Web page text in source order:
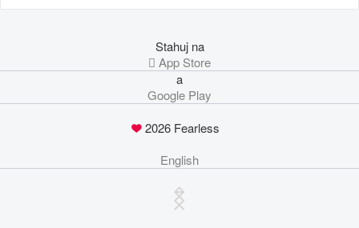
Stahuj na
 App Store
a
Google Play
2026 Fearless
English